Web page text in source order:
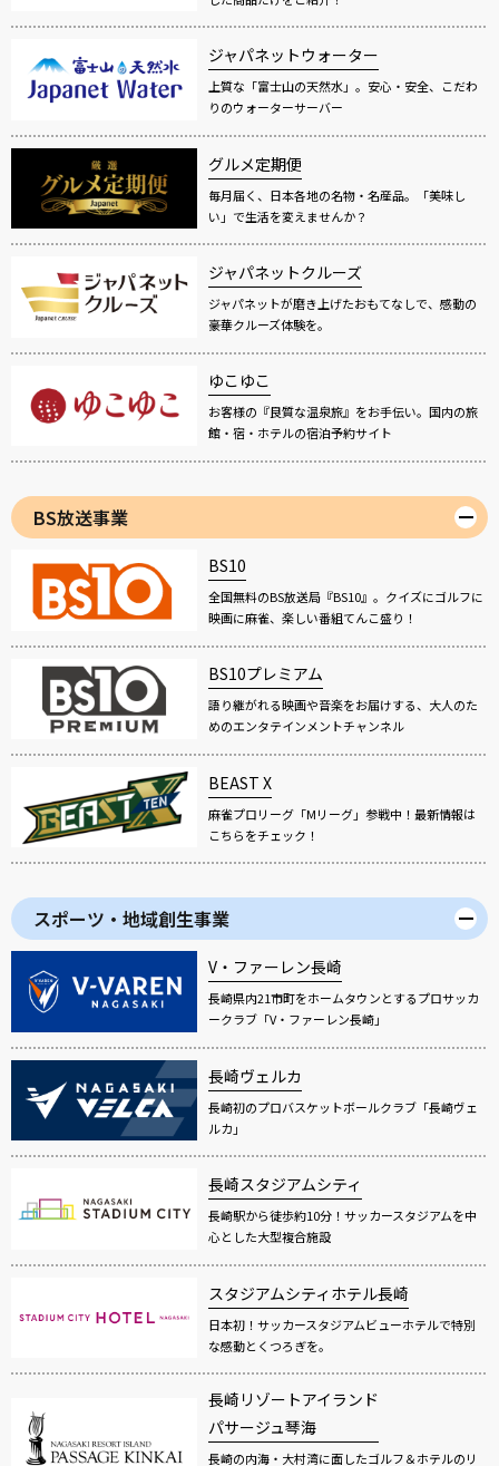
ジャパネットウォーター
上質な「富士山の天然水」。安心・安全、こだわ
りのウォーターサーバー
グルメ定期便
毎月届く、日本各地の名物・名産品。「美味し
い」で生活を変えませんか？
ジャパネットクルーズ
ジャパネットが磨き上げたおもてなしで、感動の
豪華クルーズ体験を。
ゆこゆこ
お客様の『良質な温泉旅』をお手伝い。国内の旅
館・宿・ホテルの宿泊予約サイト
BS放送事業
BS10
全国無料のBS放送局『BS10』。クイズにゴルフに
映画に麻雀、楽しい番組てんこ盛り！
BS10プレミアム
語り継がれる映画や音楽をお届けする、大人のた
めのエンタテインメントチャンネル
BEAST X
麻雀プロリーグ「Mリーグ」参戦中！最新情報は
こちらをチェック！
スポーツ・地域創生事業
V・ファーレン長崎
長崎県内21市町をホームタウンとするプロサッカ
ークラブ「V・ファーレン長崎」
長崎ヴェルカ
長崎初のプロバスケットボールクラブ「長崎ヴェ
ルカ」
長崎スタジアムシティ
長崎駅から徒歩約10分！サッカースタジアムを中
心とした大型複合施設
スタジアムシティホテル長崎
日本初！サッカースタジアムビューホテルで特別
な感動とくつろぎを。
長崎リゾートアイランド
パサージュ琴海
長崎の内海・大村湾に面したゴルフ＆ホテルのリ